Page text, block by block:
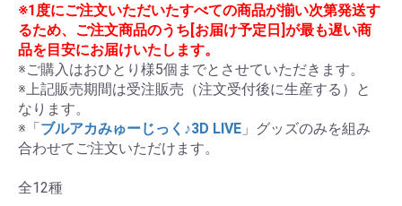
※1度にご注文いただいたすべての商品が揃い次第発送す
るため、ご注文商品のうち[お届け予定日]が最も遅い商
品を目安にお届けいたします。
※ご購入はおひとり様5個までとさせていただきます。
※上記販売期間は受注販売（注文受付後に生産する）と
なります。
※「ブルアカみゅーじっく♪3D LIVE 」グッズのみを組み
合わせてご注文いただけます。
全12種